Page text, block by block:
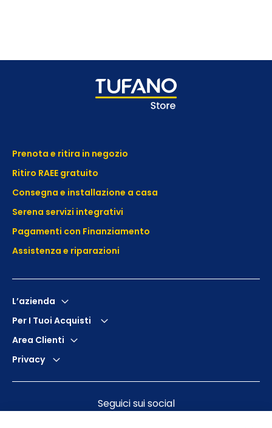
Prenota e ritira in negozio
Ritiro RAEE gratuito
Consegna e installazione a casa
Serena servizi integrativi
Pagamenti con Finanziamento
Assistenza e riparazioni
L’azienda
Per I Tuoi Acquisti
Area Clienti
Privacy
Seguici sui social